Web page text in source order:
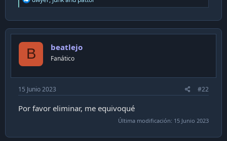
e
c
t
o
n
B beatlejo
Fanático
15 Junio 2023 #22
Por favor eliminar, me equivoqué
Última modificación: 15 Junio 2023